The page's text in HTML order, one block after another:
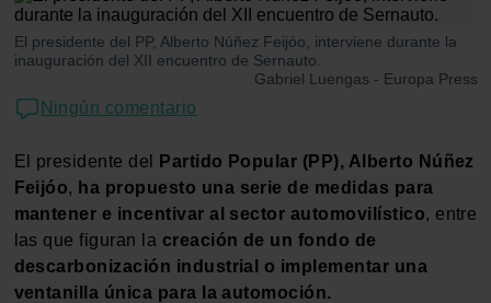
El presidente del PP, Alberto Núñez Feijóo, interviene durante la
inauguración del XII encuentro de Sernauto.
Gabriel Luengas - Europa Press
Ningún comentario
El presidente del
Partido Popular (PP), Alberto Núñez
Feijóo, ha propuesto una serie de medidas para
mantener e incentivar al sector automovilístico, entre
las que figuran la creación de un fondo de
descarbonización industrial o implementar una
ventanilla única para la automoción.